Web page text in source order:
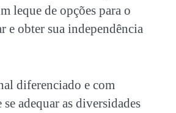
leque de opções para o
e obter sua independência
diferenciado e com
se adequar as diversidades